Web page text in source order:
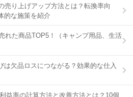
売り上げアップ方法とは？転換率向
的な施策を紹介
れた商品TOP5！（キャンプ用品、生活
は欠品ロスにつながる？効果的な仕入
益率の計算方法と改善方法とは？10個